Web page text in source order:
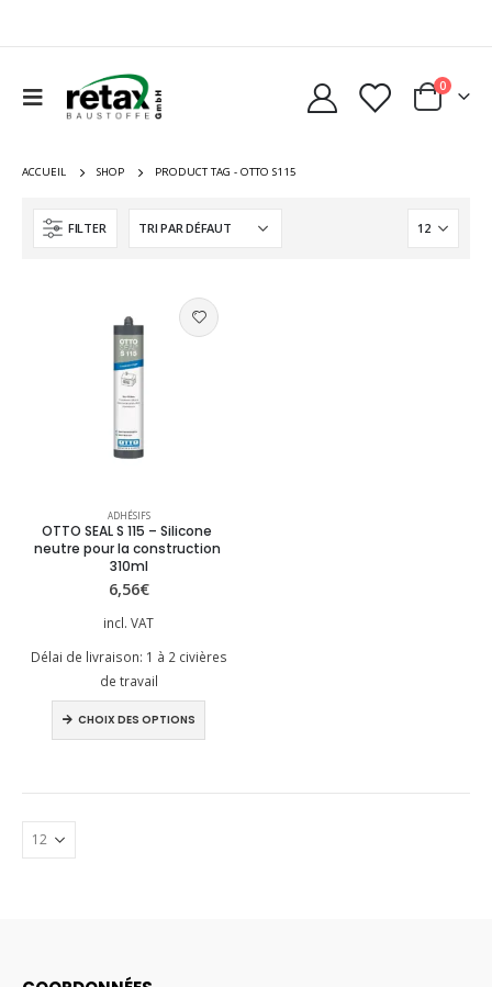
0
ACCUEIL SHOP PRODUCT TAG - OTTO S115
FILTER
Ce
produit
a
plusieurs
variations.
Les
options
peuvent
être
choisies
sur
page
ADHÉSIFS
OTTO SEAL S 115 – Silicone
neutre pour la construction
310ml
6,56€
incl. VAT
Délai de livraison: 1 à 2 civières
de travail
CHOIX DES OPTIONS
produit